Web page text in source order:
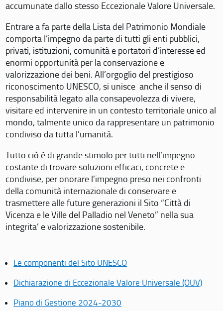
accumunate dallo stesso Eccezionale Valore Universale.
Entrare a fa parte della Lista del Patrimonio Mondiale
comporta l’impegno da parte di tutti gli enti pubblici,
privati, istituzioni, comunità e portatori d’interesse ed
enormi opportunità per la conservazione e
valorizzazione dei beni. All’orgoglio del prestigioso
riconoscimento UNESCO, si unisce anche il senso di
responsabilità legato alla consapevolezza di vivere,
visitare ed intervenire in un contesto territoriale unico al
mondo, talmente unico da rappresentare un patrimonio
condiviso da tutta l’umanità.
Tutto ciò è di grande stimolo per tutti nell’impegno
costante di trovare soluzioni efficaci, concrete e
condivise, per onorare l’impegno preso nei confronti
della comunità internazionale di conservare e
trasmettere alle future generazioni il Sito “Città di
Vicenza e le Ville del Palladio nel Veneto” nella sua
integrita’ e valorizzazione sostenibile.
Le componenti del Sito UNESCO
Dichiarazione di Eccezionale Valore Universale (OUV)
Piano di Gestione 2024-2030